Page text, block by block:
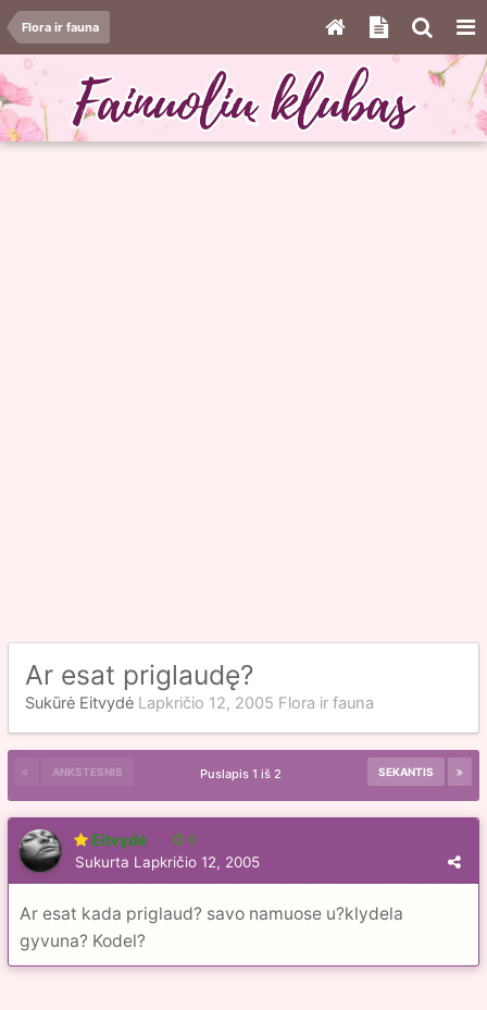
Flora ir fauna
Ar esat priglaudę?
Sukūrė Eitvydė Lapkričio 12, 2005 Flora ir fauna
ANKSTESNIS SEKANTIS
Puslapis 1 iš 2
Eitvydė 6
Sukurta Lapkričio 12, 2005
Ar esat kada priglaud? savo namuose u?klydela
gyvuna? Kodel?